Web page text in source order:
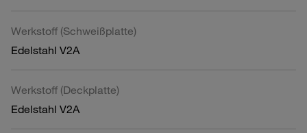
Werkstoff (Schweißplatte)
Edelstahl V2A
Werkstoff (Deckplatte)
Edelstahl V2A